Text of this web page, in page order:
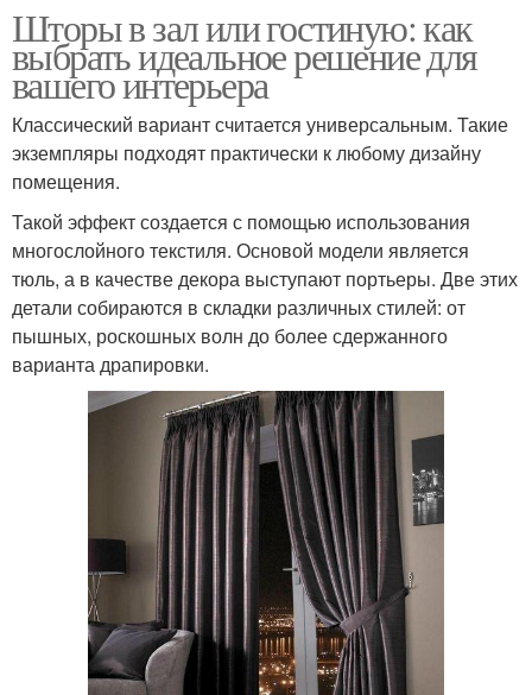
Шторы в зал или гостиную: как
выбрать идеальное решение для
вашего интерьера
Классический вариант считается универсальным. Такие
экземпляры подходят практически к любому дизайну
помещения.
Такой эффект создается с помощью использования
многослойного текстиля. Основой модели является
тюль, а в качестве декора выступают портьеры. Две этих
детали собираются в складки различных стилей: от
пышных, роскошных волн до более сдержанного
варианта драпировки.